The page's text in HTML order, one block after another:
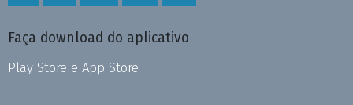
Faça download do aplicativo
Play Store e App Store